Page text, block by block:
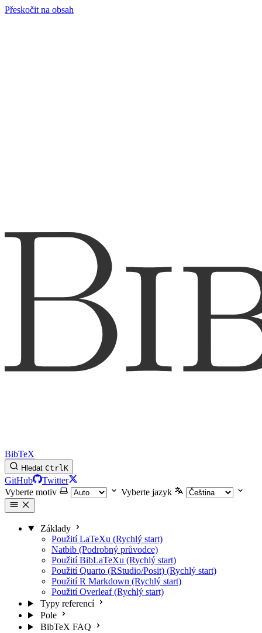
Přeskočit na obsah
BibTeX
Hledat CtrlK
GitHub
Twitter
Vyberte motiv
Vyberte jazyk
Základy
Použití LaTeXu (Rychlý start)
Natbib (Podrobný průvodce)
Použití BibLaTeXu (Rychlý start)
Použití Quarto (RStudio/Posit) (Rychlý start)
Použití R Markdown (Rychlý start)
Použití Overleaf (Rychlý start)
Typy referencí
Pole
BibTeX FAQ